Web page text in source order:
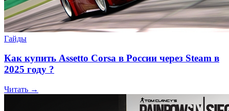
Гайды
Как купить Assetto Corsa в России через Steam в
2025 году ?
Читать →